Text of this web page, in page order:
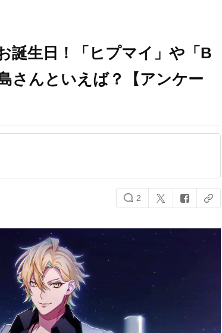
誕生日！「ヒプマイ」や「B
さんといえば？【アンケー
2